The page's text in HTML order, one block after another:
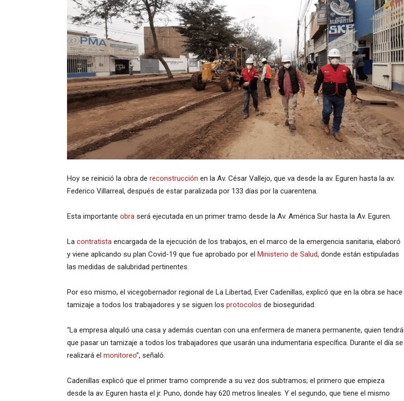
Hoy se reinició la obra de reconstrucción en la Av. César Vallejo, que va desde la av. Eguren hasta la av.
Federico Villarreal, después de estar paralizada por 133 días por la cuarentena.
Esta importante obra será ejecutada en un primer tramo desde la Av. América Sur hasta la Av. Eguren.
La contratista encargada de la ejecución de los trabajos, en el marco de la emergencia sanitaria, elaboró
y viene aplicando su plan Covid-19 que fue aprobado por el Ministerio de Salud, donde están estipuladas
las medidas de salubridad pertinentes.
Por eso mismo, el vicegobernador regional de La Libertad, Ever Cadenillas, explicó que en la obra se hace
tamizaje a todos los trabajadores y se siguen los protocolos de bioseguridad.
“La empresa alquiló una casa y además cuentan con una enfermera de manera permanente, quien tendrá
que pasar un tamizaje a todos los trabajadores que usarán una indumentaria específica. Durante el día se
realizará el monitoreo”, señaló.
Cadenillas explicó que el primer tramo comprende a su vez dos subtramos; el primero que empieza
desde la av. Eguren hasta el jr. Puno, donde hay 620 metros lineales. Y el segundo, que tiene el mismo